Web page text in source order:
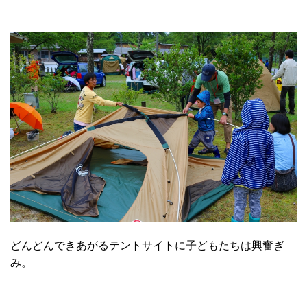
どんどんできあがるテントサイトに子どもたちは興奮ぎ
み。